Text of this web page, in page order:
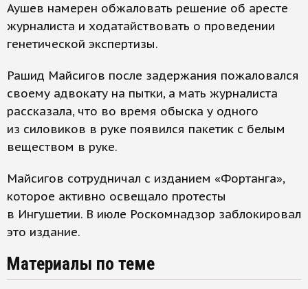
Аушев намерен обжаловать решение об аресте
журналиста и ходатайствовать о проведении
генетической экспертизы.
Рашид Майсигов после задержания пожаловался
своему адвокату на пытки, а мать журналиста
рассказала, что во время обыска у одного
из силовиков в руке появился пакетик с белым
веществом в руке.
Майсигов сотрудничал с изданием «Фортанга»,
которое активно освещало протесты
в Ингушетии. В июле Роскомнадзор заблокировал
это издание.
Материалы по теме